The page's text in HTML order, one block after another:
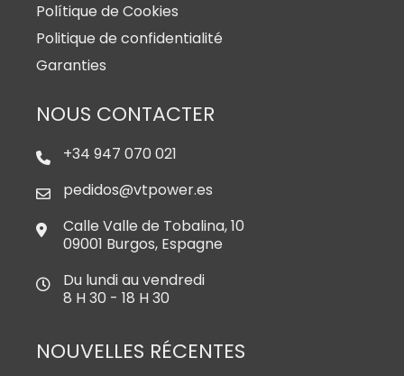
Polítique de Cookies
Politique de confidentialité
Garanties
NOUS CONTACTER
+34 947 070 021
pedidos@vtpower.es
Calle Valle de Tobalina, 10
09001 Burgos, Espagne
Du lundi au vendredi
8 H 30 - 18 H 30
NOUVELLES RÉCENTES